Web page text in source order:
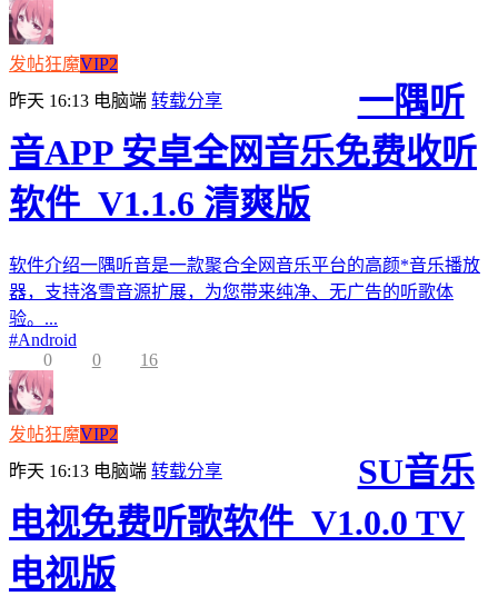
发帖狂魔VIP2
昨天 16:13 电脑端 转载分享
一隅听
音APP 安卓全网音乐免费收听
软件_V1.1.6 清爽版
软件介绍一隅听音是一款聚合全网音乐平台的高颜*音乐播放
器，支持洛雪音源扩展，为您带来纯净、无广告的听歌体
验。...
#Android
0
0 16
发帖狂魔VIP2
昨天 16:13 电脑端 转载分享
SU音乐
电视免费听歌软件_V1.0.0 TV
电视版